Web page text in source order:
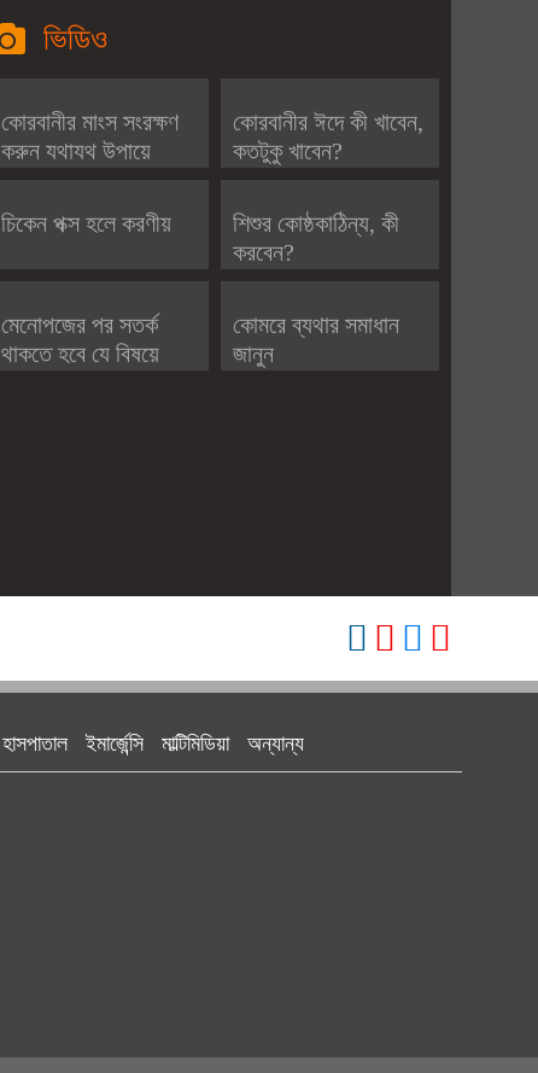
ভিডিও
কোরবানীর মাংস সংরক্ষণ
করুন যথাযথ উপায়ে
কোরবানীর ঈদে কী খাবেন,
কতটুকু খাবেন?
চিকেন পক্স হলে করণীয়
শিশুর কোষ্ঠকাঠিন্য, কী
করবেন?
মেনোপজের পর সতর্ক
থাকতে হবে যে বিষয়ে
কোমরে ব্যথার সমাধান
জানুন
হাসপাতাল ইমার্জেন্সি মাল্টিমিডিয়া অন্যান্য